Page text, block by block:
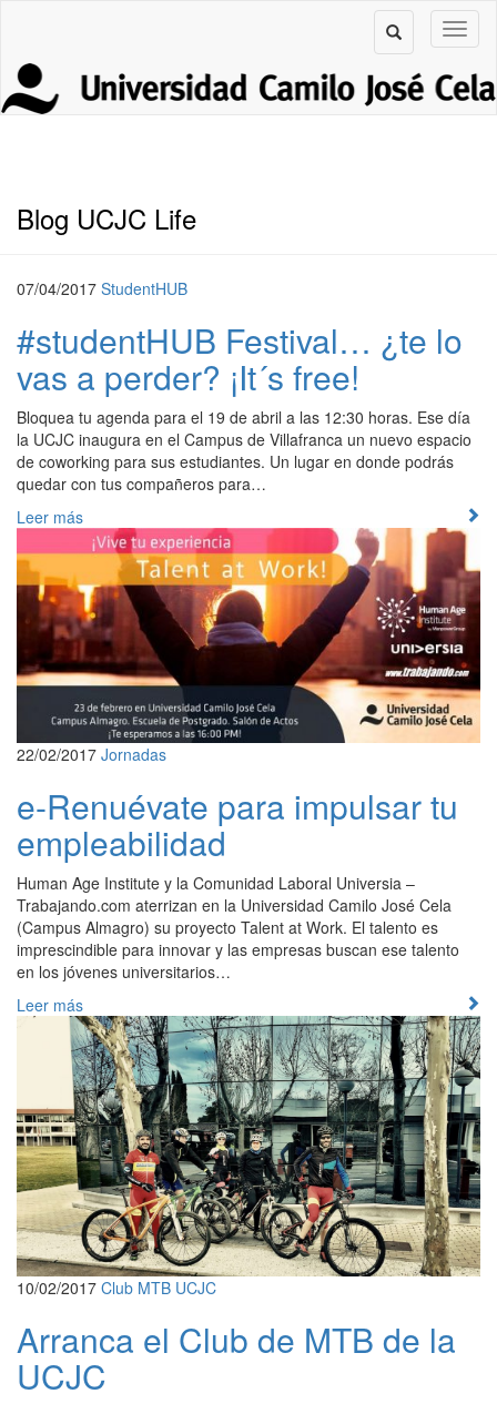
Blog UCJC Life
07/04/2017 StudentHUB
#studentHUB Festival… ¿te lo
vas a perder? ¡It´s free!
Bloquea tu agenda para el 19 de abril a las 12:30 horas. Ese día
la UCJC inaugura en el Campus de Villafranca un nuevo espacio
de coworking para sus estudiantes. Un lugar en donde podrás
quedar con tus compañeros para…
Leer más
22/02/2017 Jornadas
e-Renuévate para impulsar tu
empleabilidad
Human Age Institute y la Comunidad Laboral Universia –
Trabajando.com aterrizan en la Universidad Camilo José Cela
(Campus Almagro) su proyecto Talent at Work. El talento es
imprescindible para innovar y las empresas buscan ese talento
en los jóvenes universitarios…
Leer más
10/02/2017 Club MTB UCJC
Arranca el Club de MTB de la
UCJC